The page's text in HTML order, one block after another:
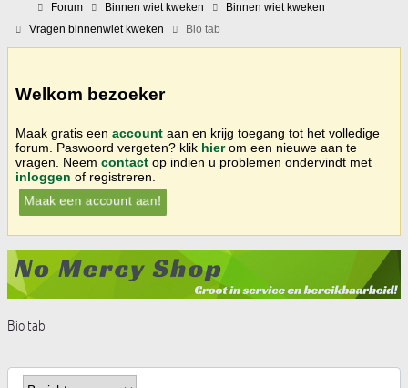
Forum Binnen wiet kweken
Binnen wiet kweken
Vragen binnenwiet kweken
Bio tab
Welkom bezoeker
Maak gratis een account aan en krijg toegang tot het volledige
forum. Paswoord vergeten? klik hierom een nieuwe aan te
vragen. Neem contact op indien u problemen ondervindt met
inloggen of registreren.
Maak een account aan!
Bio tab